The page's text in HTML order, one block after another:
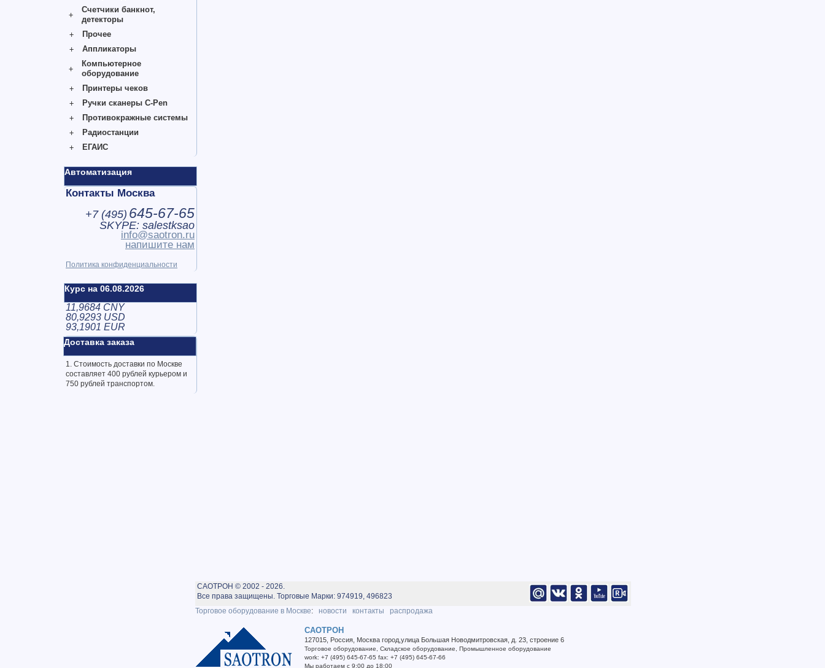
Счетчики банкнот,
детекторы
Прочее
Аппликаторы
Компьютерное
оборудование
Принтеры чеков
Ручки сканеры C-Pen
Противокражные системы
Радиостанции
ЕГАИС
Автоматизация
Контакты Москва
+7 (495) 645-67-65
SKYPE: salestksao
info@saotron.ru
напишите нам
Политика конфиденциальности
Курс на 06.08.2026
11,9684 CNY
80,9293 USD
93,1901 EUR
Доставка заказа
1. Стоимость доставки по Москве
составляет 400 рублей курьером и
750 рублей транспортом.
САОТРОН © 2002 - 2026.
Все права защищены. Торговые Марки: 974919, 496823
Торговое оборудование в Москве: новости контакты распродажа
САОТРОН
127015 Россия Москва город улица Большая Новодмитровская, д. 23, строение 6
Торговое оборудование Складское оборудование
Промышленное оборудование
work: +7 (495) 645-67-65 fax: +7 (495) 645-67-66
Мы работаем с 9:00 до 18:00